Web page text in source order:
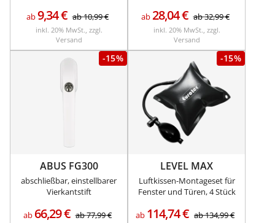
ab9,34€ ab10,99€
inkl. 20% MwSt., zzgl.
Versand
ab28,04€ ab32,99€
inkl. 20% MwSt., zzgl.
Versand
-15%
ABUS FG300
abschließbar, einstellbarer
Vierkantstift
ab 66,29€ ab77,99€
-15%
LEVEL MAX
Luftkissen-Montageset für
Fenster und Türen, 4 Stück
ab 114,74€ ab134,99€